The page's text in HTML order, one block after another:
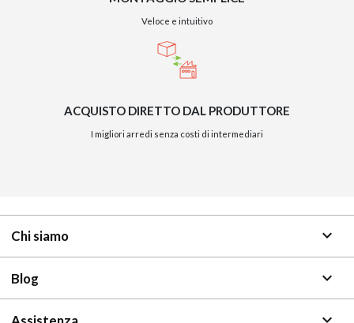
Veloce e intuitivo
ACQUISTO DIRETTO DAL PRODUTTORE
I migliori arredi senza costi di intermediari
Chi siamo keyboard_arrow_down
Blog keyboard_arrow_down